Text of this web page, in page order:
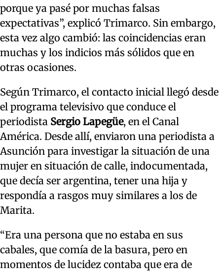
porque ya pasé por muchas falsas
expectativas”, explicó Trimarco. Sin embargo,
esta vez algo cambió: las coincidencias eran
muchas y los indicios más sólidos que en
otras ocasiones.
Según Trimarco, el contacto inicial llegó desde
el programa televisivo que conduce el
periodista Sergio Lapegüe, en el Canal
América. Desde allí, enviaron una periodista a
Asunción para investigar la situación de una
mujer en situación de calle, indocumentada,
que decía ser argentina, tener una hija y
respondía a rasgos muy similares a los de
Marita.
“Era una persona que no estaba en sus
cabales, que comía de la basura, pero en
momentos de lucidez contaba que era de